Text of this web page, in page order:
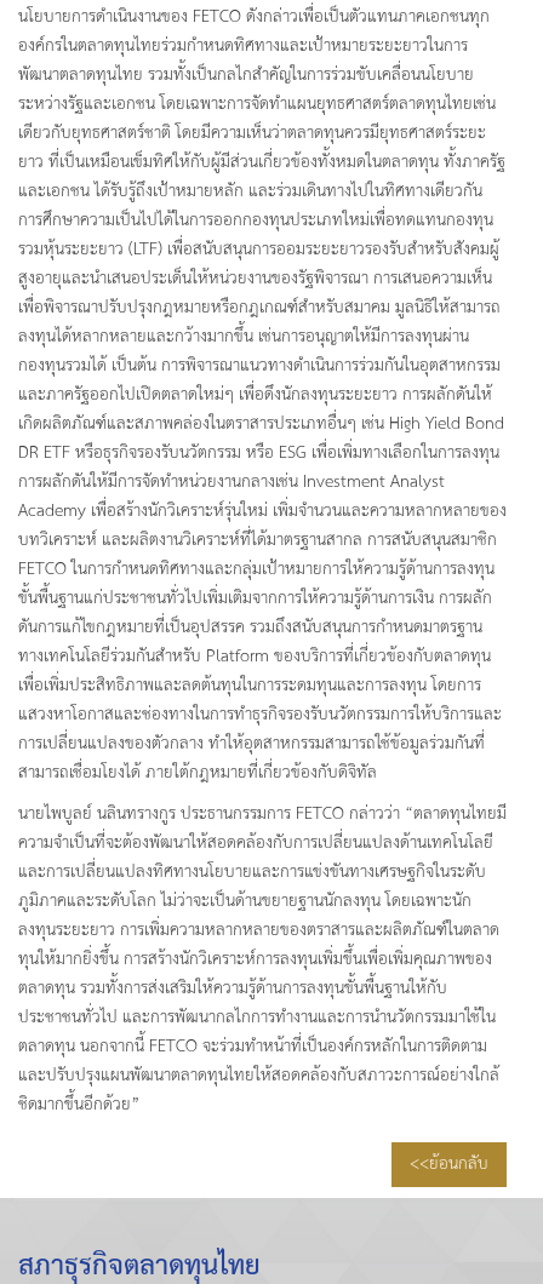
นโยบายการดำเนินงานของ FETCO ดังกล่าวเพื่อเป็นตัวแทนภาคเอกชนทุก
องค์กรในตลาดทุนไทยร่วมกำหนดทิศทางและเป้าหมายระยะยาวในการ
พัฒนาตลาดทุนไทย รวมทั้งเป็นกลไกสำคัญในการร่วมขับเคลื่อนนโยบาย
ระหว่างรัฐและเอกชน โดยเฉพาะการจัดทำแผนยุทธศาสตร์ตลาดทุนไทยเช่น
เดียวกับยุทธศาสตร์ชาติ โดยมีความเห็นว่าตลาดทุนควรมียุทธศาสตร์ระยะ
ยาว ที่เป็นเหมือนเข็มทิศให้กับผู้มีส่วนเกี่ยวข้องทั้งหมดในตลาดทุน ทั้งภาครัฐ
และเอกชน ได้รับรู้ถึงเป้าหมายหลัก และร่วมเดินทางไปในทิศทางเดียวกัน
การศึกษาความเป็นไปได้ในการออกกองทุนประเภทใหม่เพื่อทดแทนกองทุน
รวมหุ้นระยะยาว (LTF) เพื่อสนับสนุนการออมระยะยาวรองรับสำหรับสังคมผู้
สูงอายุและนำเสนอประเด็นให้หน่วยงานของรัฐพิจารณา การเสนอความเห็น
เพื่อพิจารณาปรับปรุงกฎหมายหรือกฎเกณฑ์สำหรับสมาคม มูลนิธิให้สามารถ
ลงทุนได้หลากหลายและกว้างมากขึ้น เช่นการอนุญาตให้มีการลงทุนผ่าน
กองทุนรวมได้ เป็นต้น การพิจารณาแนวทางดำเนินการร่วมกันในอุตสาหกรรม
และภาครัฐออกไปเปิดตลาดใหม่ๆ เพื่อดึงนักลงทุนระยะยาว การผลักดันให้
เกิดผลิตภัณฑ์และสภาพคล่องในตราสารประเภทอื่นๆ เช่น High Yield Bond
DR ETF หรือธุรกิจรองรับนวัตกรรม หรือ ESG เพื่อเพิ่มทางเลือกในการลงทุน
การผลักดันให้มีการจัดทำหน่วยงานกลางเช่น Investment Analyst
Academy เพื่อสร้างนักวิเคราะห์รุ่นใหม่ เพิ่มจำนวนและความหลากหลายของ
บทวิเคราะห์ และผลิตงานวิเคราะห์ที่ได้มาตรฐานสากล การสนับสนุนสมาชิก
FETCO ในการกำหนดทิศทางและกลุ่มเป้าหมายการให้ความรู้ด้านการลงทุน
ขั้นพื้นฐานแก่ประชาชนทั่วไปเพิ่มเติมจากการให้ความรู้ด้านการเงิน การผลัก
ดันการแก้ไขกฎหมายที่เป็นอุปสรรค รวมถึงสนับสนุนการกำหนดมาตรฐาน
ทางเทคโนโลยีร่วมกันสำหรับ Platform ของบริการที่เกี่ยวข้องกับตลาดทุน
เพื่อเพิ่มประสิทธิภาพและลดต้นทุนในการระดมทุนและการลงทุน โดยการ
แสวงหาโอกาสและช่องทางในการทำธุรกิจรองรับนวัตกรรมการให้บริการและ
การเปลี่ยนแปลงของตัวกลาง ทำให้อุตสาหกรรมสามารถใช้ข้อมูลร่วมกันที่
สามารถเชื่อมโยงได้ ภายใต้กฎหมายที่เกี่ยวข้องกับดิจิทัล
นายไพบูลย์ นลินทรางกูร ประธานกรรมการ FETCO กล่าวว่า “ตลาดทุนไทยมี
ความจำเป็นที่จะต้องพัฒนาให้สอดคล้องกับการเปลี่ยนแปลงด้านเทคโนโลยี
และการเปลี่ยนแปลงทิศทางนโยบายและการแข่งขันทางเศรษฐกิจในระดับ
ภูมิภาคและระดับโลก ไม่ว่าจะเป็นด้านขยายฐานนักลงทุน โดยเฉพาะนัก
ลงทุนระยะยาว การเพิ่มความหลากหลายของตราสารและผลิตภัณฑ์ในตลาด
ทุนให้มากยิ่งขึ้น การสร้างนักวิเคราะห์การลงทุนเพิ่มขึ้นเพื่อเพิ่มคุณภาพของ
ตลาดทุน รวมทั้งการส่งเสริมให้ความรู้ด้านการลงทุนขั้นพื้นฐานให้กับ
ประชาชนทั่วไป และการพัฒนากลไกการทำงานและการนำนวัตกรรมมาใช้ใน
ตลาดทุน นอกจากนี้ FETCO จะร่วมทำหน้าที่เป็นองค์กรหลักในการติดตาม
และปรับปรุงแผนพัฒนาตลาดทุนไทยให้สอดคล้องกับสภาวะการณ์อย่างใกล้
ชิดมากขึ้นอีกด้วย”
<<ย้อนกลับ
สภาธุรกิจตลาดทุนไทย